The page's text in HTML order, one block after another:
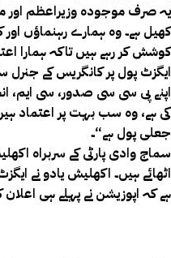
یہ صرف موجودہ وزیراعظم اور
کھیل ہے۔ وہ ہمارے رہنماؤں اور
کوشش کر رہے ہیں تاکہ ہمارا
ایگزٹ پول پر کانگریس کے جنرل
اپنے پی سی سی صدور، سی ایم،
کی ہے، وہ سب بہت پر اعتماد
جعلی پول ہے“۔
سماج وادی پارٹی کے سربراہ
اٹھائے ہیں۔ اکھلیش یادو نے
ہے کہ اپوزیشن نے پہلے ہی اعلان